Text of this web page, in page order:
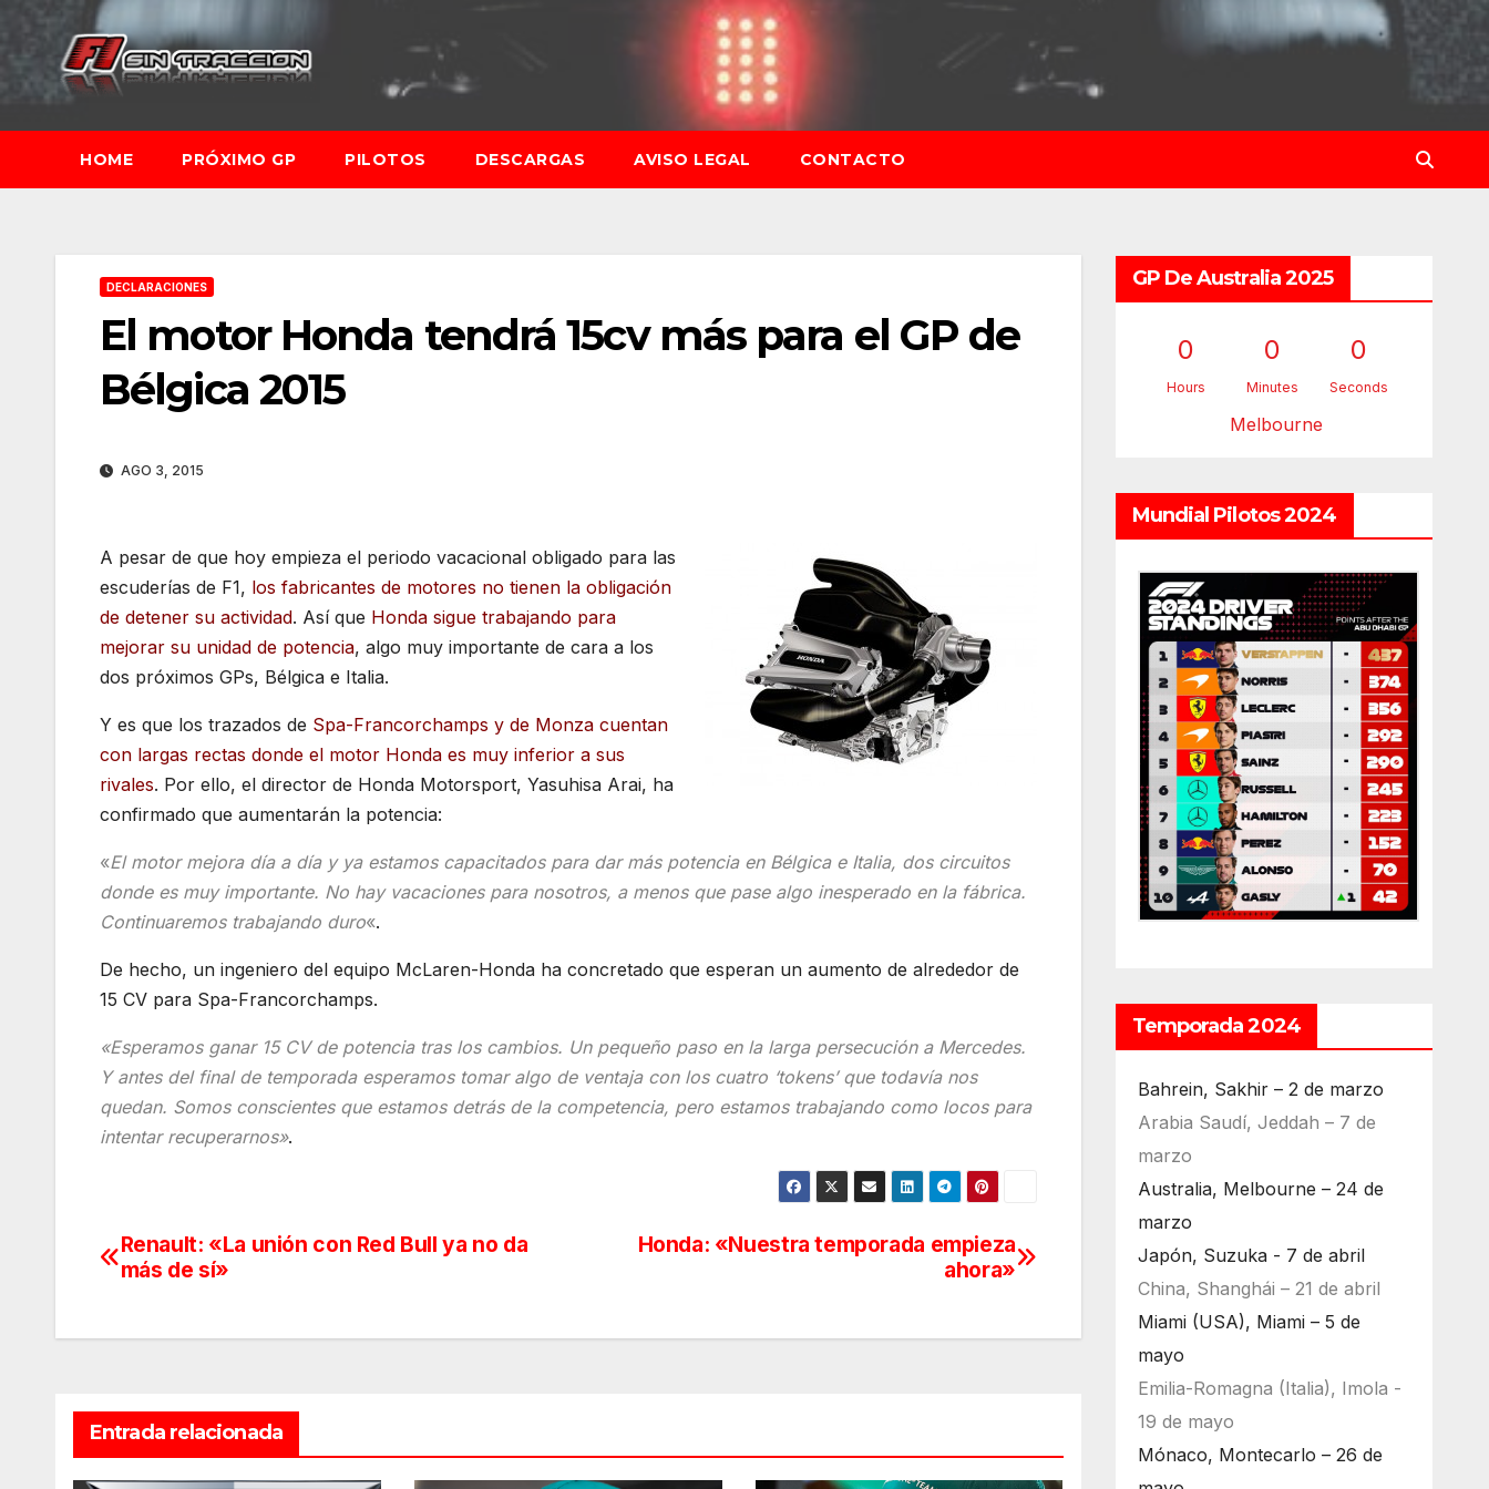
Saltar
contenido
HOME PRÓXIMO GP PILOTOS DESCARGAS AVISO LEGAL CONTACTO
DECLARACIONES
El motor Honda tendrá 15cv más para el GP de
Bélgica 2015
AGO 3, 2015
A pesar de que hoy empieza el periodo vacacional obligado para las
escuderías de F1, los fabricantes de motores no tienen la obligación
de detener su actividad. Así que Honda sigue trabajando para
mejorar su unidad de potencia, algo muy importante de cara a los
dos próximos GPs, Bélgica e Italia.
Y es que los trazados de Spa-Francorchamps y de Monza cuentan
con largas rectas donde el motor Honda es muy inferior a sus
rivales. Por ello, el director de Honda Motorsport, Yasuhisa Arai, ha
confirmado que aumentarán la potencia:
«El motor mejora día a día y ya estamos capacitados para dar más potencia en Bélgica e Italia, dos circuitos
donde es muy importante. No hay vacaciones para nosotros, a menos que pase algo inesperado en la fábrica.
Continuaremos trabajando duro«.
De hecho, un ingeniero del equipo McLaren-Honda ha concretado que esperan un aumento de alrededor de
15 CV para Spa-Francorchamps.
«Esperamos ganar 15 CV de potencia tras los cambios. Un pequeño paso en la larga persecución a Mercedes.
Y antes del final de temporada esperamos tomar algo de ventaja con los cuatro ‘tokens’ que todavía nos
quedan. Somos conscientes que estamos detrás de la competencia, pero estamos trabajando como locos para
intentar recuperarnos».
Navegación
entradas
Honda: «Nuestra temporada empieza
ahora»
Renault: «La unión con Red Bull ya no da
más de sí»
Entrada relacionada
GP De Australia 2025
0
Hours
0
Minutes
0
Seconds
Melbourne
Mundial Pilotos 2024
Temporada 2024
Bahrein, Sakhir – 2 de marzo
Arabia Saudí, Jeddah – 7 de
marzo
Australia, Melbourne – 24 de
marzo
Japón, Suzuka - 7 de abril
China, Shanghái – 21 de abril
Miami (USA), Miami – 5 de
mayo
Emilia-Romagna (Italia), Imola -
19 de mayo
Mónaco, Montecarlo – 26 de